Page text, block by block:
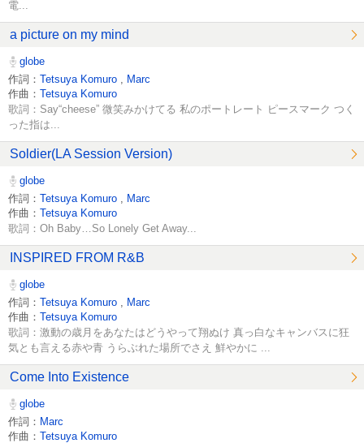
電...
a picture on my mind
globe
作詞： Tetsuya Komuro
Marc
作曲： Tetsuya Komuro
歌詞：Say“cheese” 微笑みかけてる 私のポートレート ピースマーク つく
った指は...
Soldier(LA Session Version)
globe
作詞： Tetsuya Komuro
Marc
作曲： Tetsuya Komuro
歌詞：Oh Baby…So Lonely Get Away...
INSPIRED FROM R&B
globe
作詞： Tetsuya Komuro
Marc
作曲： Tetsuya Komuro
歌詞：激動の歳月をあなたはどうやって翔ぬけ 真っ白なキャンバスに狂
気とも言える赤や青 うらぶれた場所でさえ 鮮やかに ...
Come Into Existence
globe
作詞： Marc
作曲： Tetsuya Komuro